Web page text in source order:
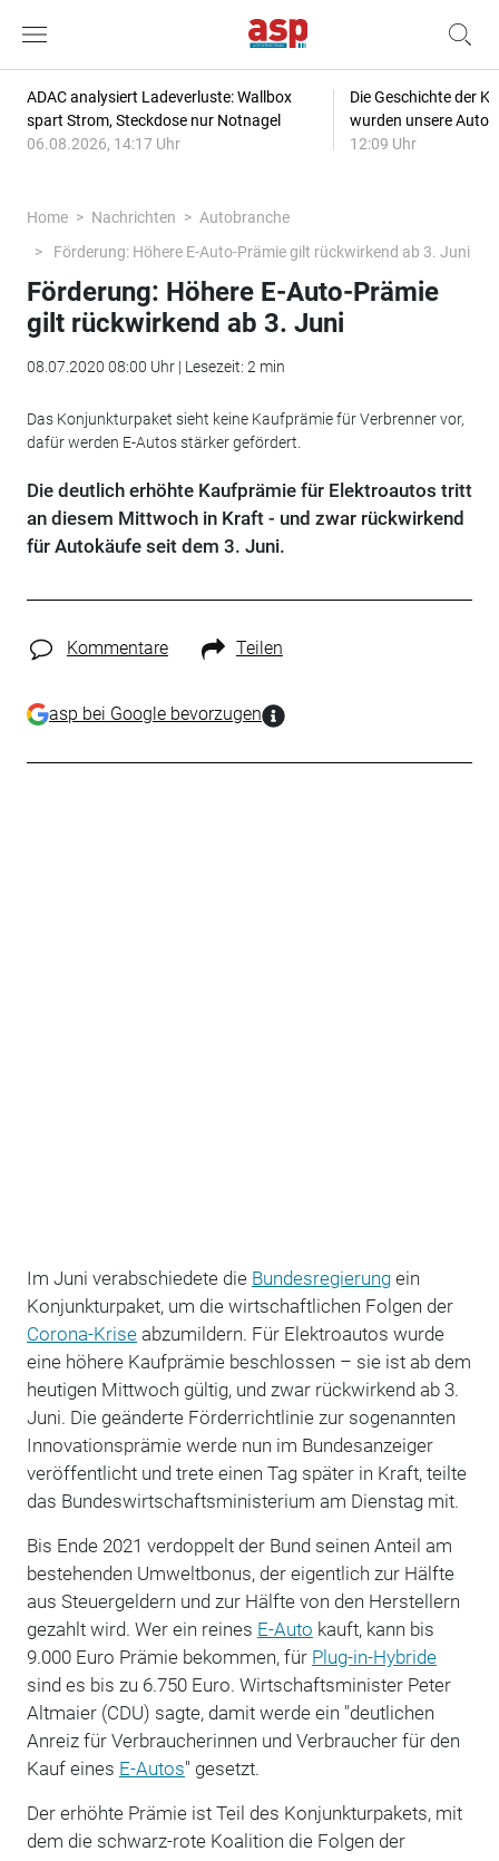
ADAC analysiert Ladeverluste: Wallbox
spart Strom, Steckdose nur Notnagel
06.08.2026, 14:17 Uhr
Die Geschichte der
wurden unsere
12:09 Uhr
Home Nachrichten
Autobranche
Förderung: Höhere E-Auto-Prämie gilt rückwirkend ab 3. Juni
Förderung: Höhere E-Auto-Prämie
gilt rückwirkend ab 3. Juni
08.07.2020 08:00 Uhr | Lesezeit: 2 min
Das Konjunkturpaket sieht keine Kaufprämie für Verbrenner vor,
dafür werden E-Autos stärker gefördert.
Die deutlich erhöhte Kaufprämie für Elektroautos tritt
an diesem Mittwoch in Kraft - und zwar rückwirkend
für Autokäufe seit dem 3. Juni.
Kommentare Teilen
asp bei Google bevorzugen
Im Juni verabschiedete die Bundesregierungein
Konjunkturpaket, um die wirtschaftlichen Folgen der
Corona-Kriseabzumildern. Für Elektroautos wurde
eine höhere Kaufprämie beschlossen – sie ist ab dem
heutigen Mittwoch gültig, und zwar rückwirkend ab 3.
Juni. Die geänderte Förderrichtlinie zur sogenannten
Innovationsprämie werde nun im Bundesanzeiger
veröffentlicht und trete einen Tag später in Kraft, teilte
das Bundeswirtschaftsministerium am Dienstag mit.
Bis Ende 2021 verdoppelt der Bund seinen Anteil am
bestehenden Umweltbonus, der eigentlich zur Hälfte
aus Steuergeldern und zur Hälfte von den Herstellern
gezahlt wird. Wer ein reines E-Auto kauft, kann bis
9.000 Euro Prämie bekommen, für Plug-in-Hybride
sind es bis zu 6.750 Euro. Wirtschaftsminister Peter
Altmaier (CDU) sagte, damit werde ein "deutlichen
Anreiz für Verbraucherinnen und Verbraucher für den
Kauf eines E-Autos" gesetzt.
Der erhöhte Prämie ist Teil des Konjunkturpakets, mit
dem die schwarz-rote Koalition die Folgen der